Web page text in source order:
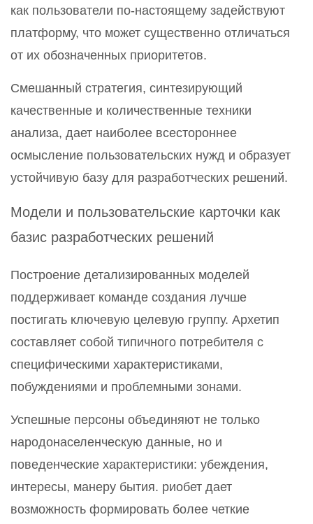
как пользователи по-настоящему задействуют
платформу, что может существенно отличаться
от их обозначенных приоритетов.
Смешанный стратегия, синтезирующий
качественные и количественные техники
анализа, дает наиболее всестороннее
осмысление пользовательских нужд и образует
устойчивую базу для разработческих решений.
Модели и пользовательские карточки как
базис разработческих решений
Построение детализированных моделей
поддерживает команде создания лучше
постигать ключевую целевую группу. Архетип
составляет собой типичного потребителя с
специфическими характеристиками,
побуждениями и проблемными зонами.
Успешные персоны объединяют не только
народонаселенческую данные, но и
поведенческие характеристики: убеждения,
интересы, манеру бытия. риобет дает
возможность формировать более четкие